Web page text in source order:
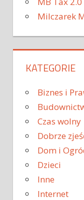
Milczarek
KATEGORIE
Biznes i
Czas wolny
Dobrze
Dom i
Dzieci
Inne
Internet